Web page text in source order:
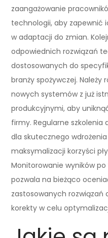
zaangażowanie
technologii, aby zapewnić
w adaptacji do zmian.
odpowiednich rozwiązań
dostosowanych do
branży spożywczej.
nowych systemów z już
produkcyjnymi, aby
firmy. Regularne szkolenia
dla skutecznego
maksymalizacji korzyści
Monitorowanie wyników
pozwala na bieżąco
zastosowanych rozwiązań
korekty w celu